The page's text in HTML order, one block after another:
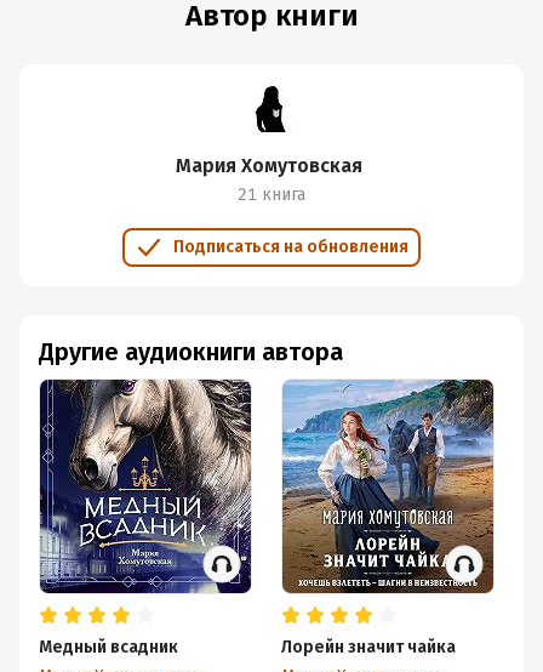
Автор книги
Мария Хомутовская
21 книга
Подписаться на обновления
Другие аудиокниги автора
Медный всадник
Лорейн значит чайка